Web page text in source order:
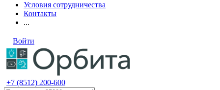
Условия сотрудничества
Контакты
...
Войти
+7 (8512) 200-600